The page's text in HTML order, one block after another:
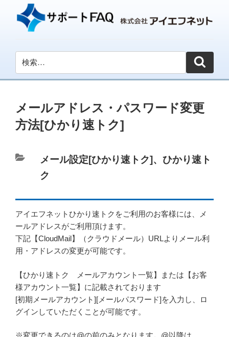
メールアドレス・パスワード変更
方法[ひかり速トク]
カ
テ
ー
メール設定[ひかり速トク] 、 ひかり速ト
ク
アイエフネットひかり速トクをご利用のお客様には、メ
ールアドレスがご利用頂けます。
下記【CloudMail】（クラウドメール）URLよりメール利
用・アドレスの変更が可能です。
【ひかり速トク メールアカウント一覧】または【お客
様アカウント一覧】に記載されております
[初期メールアカウント][メールパスワード]を入力し、ロ
グインしていただくことが可能です。
※変更できるのは@の前のみとなります。@以降は